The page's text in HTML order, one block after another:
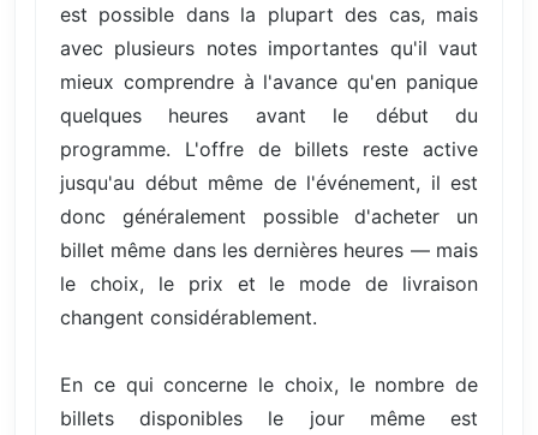
est possible dans la plupart des cas, mais
avec plusieurs notes importantes qu'il vaut
mieux comprendre à l'avance qu'en panique
quelques heures avant le début du
programme. L'offre de billets reste active
jusqu'au début même de l'événement, il est
donc généralement possible d'acheter un
billet même dans les dernières heures — mais
le choix, le prix et le mode de livraison
changent considérablement.
En ce qui concerne le choix, le nombre de
billets disponibles le jour même est